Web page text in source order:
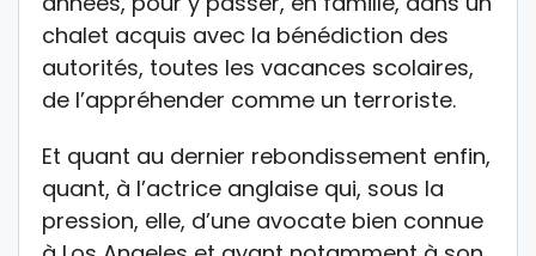
chalet acquis avec la bénédiction des
autorités, toutes les vacances scolaires,
de l’appréhender comme un terroriste.
Et quant au dernier rebondissement enfin,
quant, à l’actrice anglaise qui, sous la
pression, elle, d’une avocate bien connue